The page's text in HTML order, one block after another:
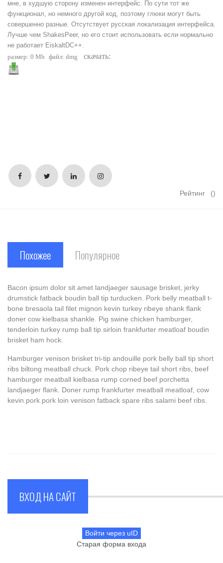
мне, в худшую сторону изменен интерфейс. По сути тот же
функционал, но немного другой код, поэтому глюки могут быть
совершенно разные. Отсутствует русская локализация интерфейса.
Лучше чем ShakesPeer, но его стоит использовать если нормально
не работает EiskaltDC++.
размер: 0 Mb файл: dmg скачать:
Рейтинг ()
Похожее Популярное
Bacon ipsum dolor sit amet landjaeger sausage brisket, jerky
drumstick fatback boudin ball tip turducken. Pork belly meatball t-
bone bresaola tail filet mignon kevin turkey ribeye shank flank
doner cow kielbasa shankle. Pig swine chicken hamburger,
tenderloin turkey rump ball tip sirloin frankfurter meatloaf boudin
brisket ham hock.
Hamburger venison brisket tri-tip andouille pork belly ball tip short
ribs biltong meatball chuck. Pork chop ribeye tail short ribs, beef
hamburger meatball kielbasa rump corned beef porchetta
landjaeger flank. Doner rump frankfurter meatball meatloaf, cow
kevin pork pork loin venison fatback spare ribs salami beef ribs.
ВХОД НА САЙТ
Войти через uID
Старая форма входа